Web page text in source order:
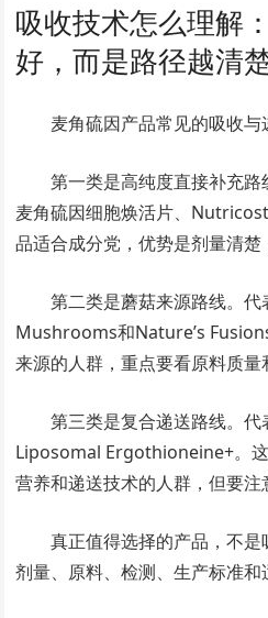
吸收技术怎么理解
好，而是路径越清
麦角硫因产品常见的吸收与
第一类是高纯度直接补充
麦角硫因细胞焕活片、
品适合成分党，优势是剂量清楚
第二类是蘑菇来源路线。代
Mushrooms和Nature’s
来源的人群，重点要看原料质量
第三类是复合递送路线。
Liposomal Ergothioneine+。
营养和递送技术的人群，但要注
真正值得选择的产品，不
剂量、原料、检测、生产标准和